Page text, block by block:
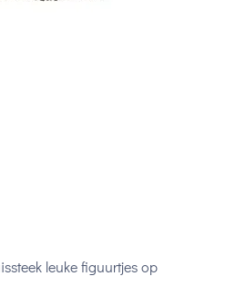
leuke figuurtjes op